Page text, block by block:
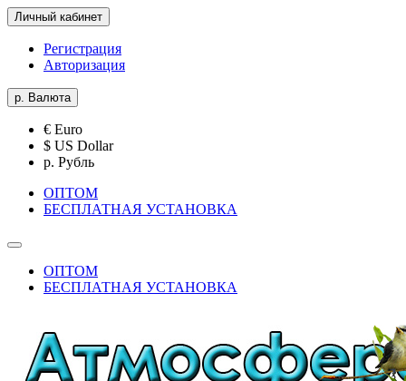
Личный кабинет
Регистрация
Авторизация
р. Валюта
€ Euro
$ US Dollar
р. Рубль
ОПТОМ
БЕСПЛАТНАЯ УСТАНОВКА
ОПТОМ
БЕСПЛАТНАЯ УСТАНОВКА